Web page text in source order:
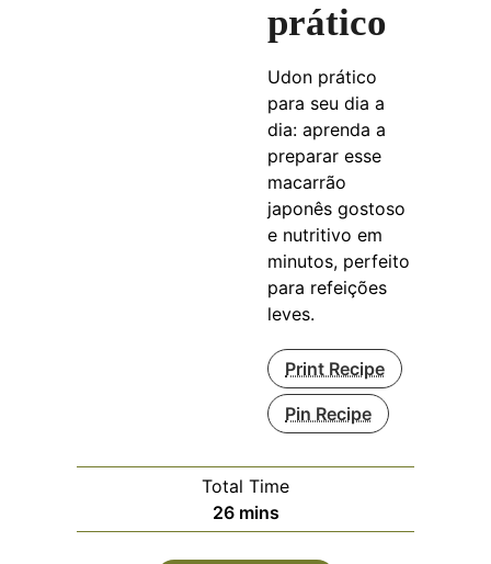
prático
Udon prático
para seu dia a
dia: aprenda a
preparar esse
macarrão
japonês gostoso
e nutritivo em
minutos, perfeito
para refeições
leves.
Print Recipe
Pin Recipe
Total Time
26minutes
mins